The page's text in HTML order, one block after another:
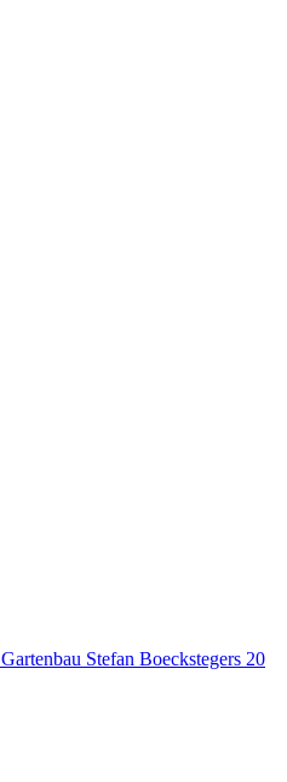
Gartenbau Stefan Boeckstegers 20